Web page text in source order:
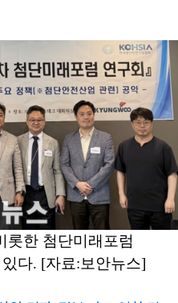
한 첨단미래포럼
다. [자료:보안뉴스]